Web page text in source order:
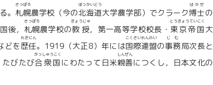
。 札幌
さっぽろ
農学校（今の北海道
ほっかいどう
大学農学部）でクラーク博士
はかせ
の
後， 札幌
さっぽろ
農学校の教授
きょうじゅ
，第一高等学校校長・ 東京帝国
とうきょうていこく
大
どを歴任
れきにん
。1919（大正8）年には国際連盟
こくさいれんめい
の事務
じむ
局次長と
たびたび合衆国
がっしゅうこく
にわたって日米親善
しんぜん
につくし，日本文化の